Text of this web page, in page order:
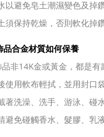
以避免皂土潮濕變色及掉鑽
須保持乾燥，否則軟化掉
品合金材質如何保養
品非14K金或黃金，都是有
使用軟布輕拭，並用封口
著洗澡、洗手、游泳、碰水
避免碰觸香水、髮膠、乳